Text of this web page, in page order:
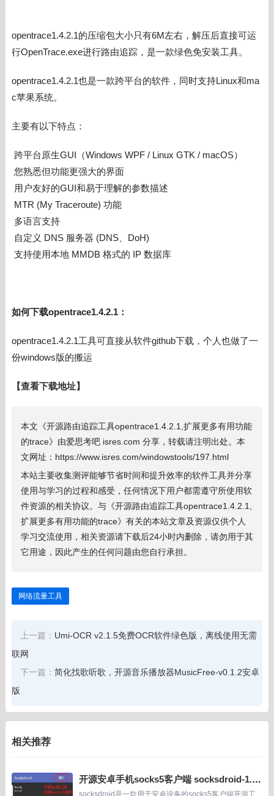
opentrace1.4.2.1的压缩包大小只有6M左右，解压后直接可运
行OpenTrace.exe进行路由追踪，是一款绿色免安装工具。
opentrace1.4.2.1也是一款跨平台的软件，同时支持Linux和ma
c苹果系统。
主要有以下特点：
跨平台原生GUI（Windows WPF / Linux GTK / macOS）
您熟悉但功能更强大的界面
用户友好的GUI和易于理解的参数描述
MTR (My Traceroute) 功能
多语言支持
自定义 DNS 服务器 (DNS、DoH)
支持使用本地 MMDB 格式的 IP 数据库
如何下载opentrace1.4.2.1：
opentrace1.4.2.1工具可直接从软件github下载，个人也做了一
份windows版的搬运
【查看下载地址】
本文《开源路由追踪工具opentrace1.4.2.1,扩展更多有用功能
的trace》由爱思考吧 isres.com 分享，转载请注明出处。本
文网址：https://www.isres.com/windowstools/197.html
本站主要收集测评能够节省时间和提升效率的软件工具并分享
使用与学习的过程和感受，任何情况下用户都需遵守所使用软
件资源的相关协议。与《开源路由追踪工具opentrace1.4.2.1,
扩展更多有用功能的trace》有关的本站文章及资源仅供个人
学习交流使用，相关资源请下载后24小时内删除，请勿用于其
它用途，因此产生的任何问题由您自行承担。
网络流量工具
上一篇： Umi-OCR v2.1.5免费OCR软件绿色版，离线使用无需
联网
下一篇： 简化找歌听歌，开源音乐播放器MusicFree-v0.1.2安卓
版
相关推荐
开源安卓手机socks5客户端 socksdroid-1.0.
4.apk
socksdroid是一款用于安卓设备的socks5客户端开源工